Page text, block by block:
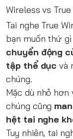
Wireless vs
Tai nghe True
bạn muốn thứ
chuyển động
tập thể dục và
chúng.
Mặc dù nhỏ
chúng cũng
hệt tai nghe
Tuy nhiên, tai